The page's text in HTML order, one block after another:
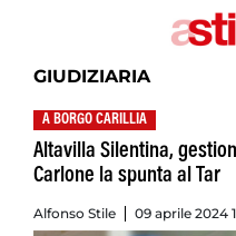
GIUDIZIARIA
A BORGO CARILLIA
Altavilla Silentina,
Carlone la spunta al Tar
Alfonso Stile 09 aprile 2024